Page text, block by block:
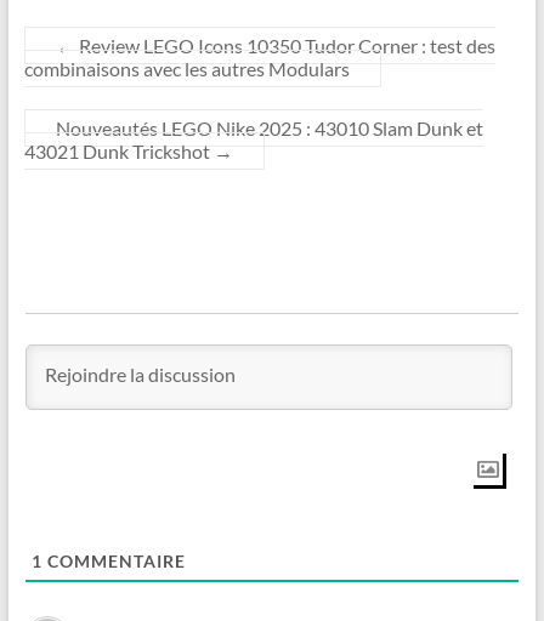
←
Review LEGO Icons 10350 Tudor Corner : test des
combinaisons avec les autres Modulars
Nouveautés LEGO Nike 2025 : 43010 Slam Dunk et
43021 Dunk Trickshot →
1 COMMENTAIRE